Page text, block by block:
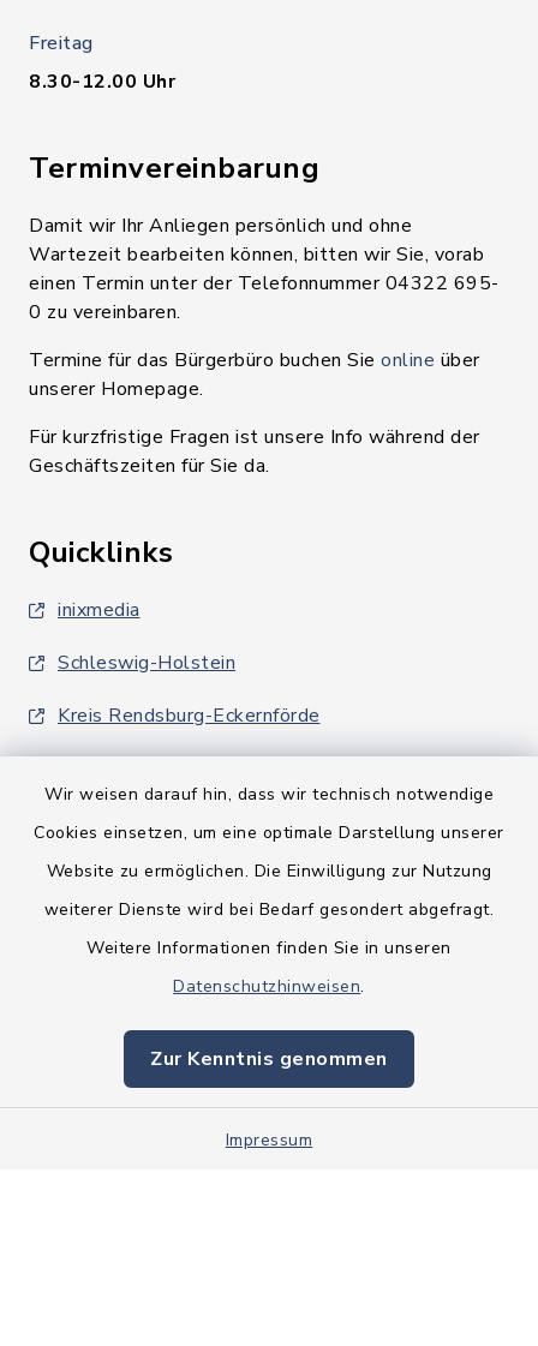
Wir weisen darauf hin, dass wir technisch notwendige
Cookies einsetzen, um eine optimale Darstellung unserer
Website zu ermöglichen. Die Einwilligung zur Nutzung
weiterer Dienste wird bei Bedarf gesondert abgefragt.
Weitere Informationen finden Sie in unseren
Datenschutzhinweisen.
Zur Kenntnis genommen
Impressum
Freitag
8.30-12.00 Uhr
Terminvereinbarung
Damit wir Ihr Anliegen persönlich und ohne
Wartezeit bearbeiten können, bitten wir Sie, vorab
einen Termin unter der Telefonnummer 04322 695-
0 zu vereinbaren.
Termine für das Bürgerbüro buchen Sie online über
unserer Homepage.
Für kurzfristige Fragen ist unsere Info während der
Geschäftszeiten für Sie da.
Quicklinks
inixmedia
Schleswig-Holstein
Kreis Rendsburg-Eckernförde
Barrierefreiheit
Impressum
Sitemap